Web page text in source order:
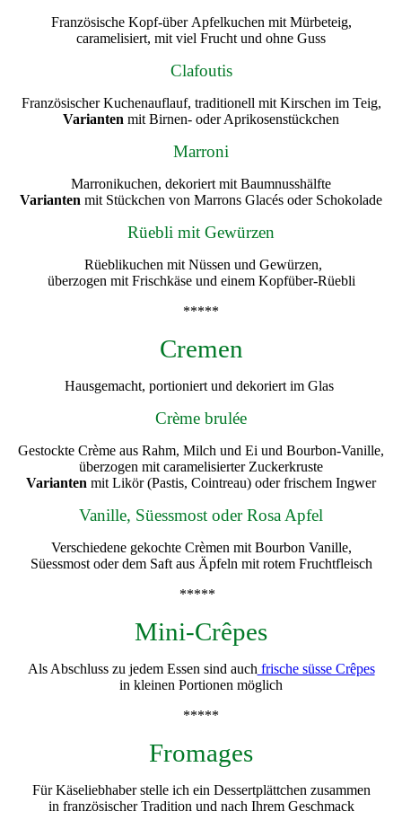
Französische Kopf-über Apfelkuchen mit Mürbeteig,
caramelisiert, mit viel Frucht und ohne Guss
Clafoutis
Französischer Kuchenauflauf, traditionell mit Kirschen im Teig,
Varianten mit Birnen- oder Aprikosenstückchen
Marroni
Marronikuchen, dekoriert mit Baumnusshälfte
Varianten mit Stückchen von Marrons Glacés oder Schokolade
Rüebli mit Gewürzen
Rüeblikuchen mit Nüssen und Gewürzen,
überzogen mit Frischkäse und einem Kopfüber-Rüebli
*****
Cremen
Hausgemacht, portioniert und dekoriert im Glas
Crème brulée
Gestockte Crème aus Rahm, Milch und Ei und Bourbon-Vanille,
überzogen mit caramelisierter Zuckerkruste
Varianten mit Likör (Pastis, Cointreau) oder frischem Ingwer
Vanille, Süessmost oder Rosa Apfel
Verschiedene gekochte Crèmen mit Bourbon Vanille,
Süessmost oder dem Saft aus Äpfeln mit rotem Fruchtfleisch
*****
Mini-Crêpes
Als Abschluss zu jedem Essen sind auch frische süsse Crêpes
in kleinen Portionen möglich
*****
Fromages
Für Käseliebhaber stelle ich ein Dessertplättchen zusammen
in französischer Tradition und nach Ihrem Geschmack